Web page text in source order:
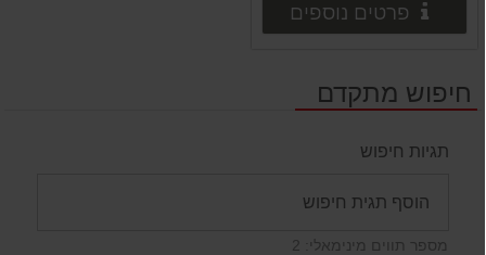
פרטים נוספים
חיפוש מתקדם
תגיות חיפוש
מספר תווים מינימאלי: 2